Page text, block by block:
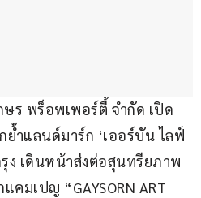
ษร พร็อพเพอร์ตี้ จำกัด เปิด
ำแลนด์มาร์ก ‘เออร์บัน ไลฟ์
รุง เดินหน้าส่งต่อสุนทรียภาพ
มเปญ “GAYSORN ART